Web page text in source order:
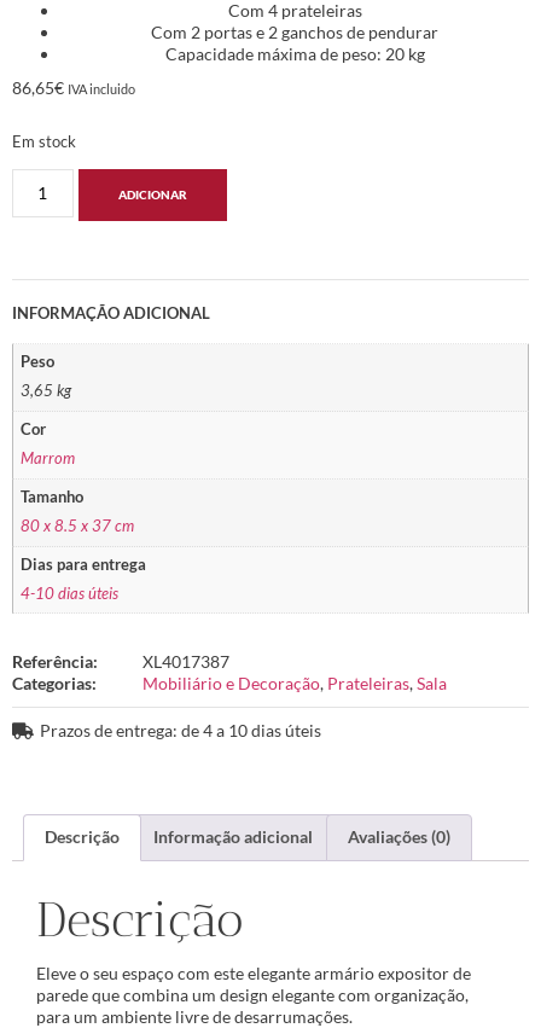
Com 4 prateleiras
Com 2 portas e 2 ganchos de pendurar
Capacidade máxima de peso: 20 kg
86,65€ IVA incluido
Em stock
ADICIONAR
INFORMAÇÃO ADICIONAL
Peso
3,65 kg
Cor
Marrom
Tamanho
80 x 8.5 x 37 cm
Dias para entrega
4-10 dias úteis
Referência:
XL4017387
Categorias:
Mobiliário e Decoração, Prateleiras,Sala
Prazos de entrega: de 4 a 10 dias úteis
Descrição Informação adicional Avaliações (0)
Descrição
Eleve o seu espaço com este elegante armário expositor de
parede que combina um design elegante com organização,
para um ambiente livre de desarrumações.